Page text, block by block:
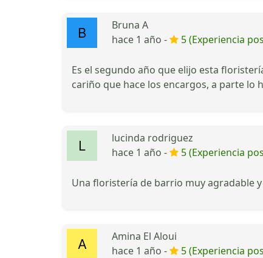
Bruna A
hace 1 año -
5 (Experiencia
Es el segundo año que elijo esta
cariño que hace los encargos, a parte lo
lucinda rodriguez
hace 1 año -
5 (Experiencia
Una floristería de barrio muy agradable
Amina El Aloui
hace 1 año -
5 (Experiencia